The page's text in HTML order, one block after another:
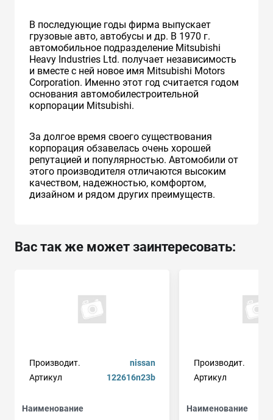
В последующие годы фирма выпускает
грузовые авто, автобусы и др. В 1970 г.
автомобильное подразделение Mitsubishi
Heavy Industries Ltd. получает независимость
и вместе с ней новое имя Mitsubishi Motors
Corporation. Именно этот год считается годом
основания автомобилестроительной
корпорации Mitsubishi.
За долгое время своего существования
корпорация обзавелась очень хорошей
репутацией и популярностью. Автомобили от
этого производителя отличаются высоким
качеством, надежностью, комфортом,
дизайном и рядом других преимуществ.
Вас так же может заинтересовать:
Производит.
nissan
Артикул
122616n23b
Наименование
Производит.
Артикул
Наименование